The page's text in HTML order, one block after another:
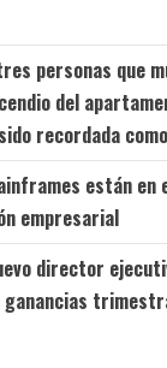
personas que
del
recordada
están en
empresarial
director